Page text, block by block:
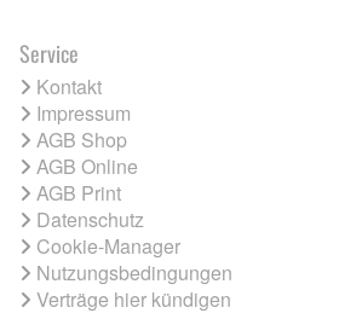
Service
Kontakt
Impressum
AGB Shop
AGB Online
AGB Print
Datenschutz
Cookie-Manager
Nutzungsbedingungen
Verträge hier kündigen